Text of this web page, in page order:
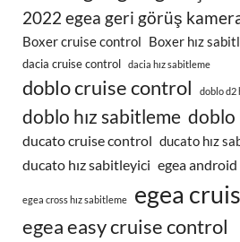
2022 egea geri görüş
Boxer cruise control Boxer hız
dacia cruise control
dacia hız sabitleme
doblo cruise control doblo d2
doblo hız sabitleme doblo
ducato cruise control ducato hız
ducato hız sabitleyici egea
egea cross hız sabitleme egea
egea easy cruise control